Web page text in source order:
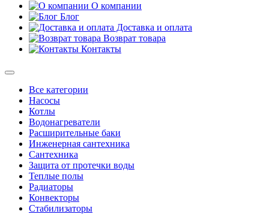
О компании
Блог
Доставка и оплата
Возврат товара
Контакты
Все категории
Насосы
Котлы
Водонагреватели
Расширительные баки
Инженерная сантехника
Сантехника
Защита от протечки воды
Теплые полы
Радиаторы
Конвекторы
Стабилизаторы